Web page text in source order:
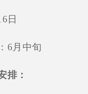
日
6月中旬
排：